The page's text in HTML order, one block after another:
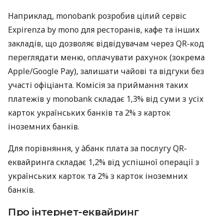
Наприклад, monobank розробив цілий сервіс
Expirenza by mono для ресторанів, кафе та інших
закладів, що дозволяє відвідувачам через QR-код
переглядати меню, оплачувати рахунок (зокрема
Apple/Google Pay), залишати чайові та відгуки без
участі офіціанта. Комісія за приймання таких
платежів у monobank складає 1,3% від суми з усіх
карток українських банків та 2% з карток
іноземних банків.
Для порівняння, у àбанк плата за послугу QR-
еквайринга складає 1,2% від успішної операції з
українських карток та 2% з карток іноземних
банків.
Про інтернет-еквайринг